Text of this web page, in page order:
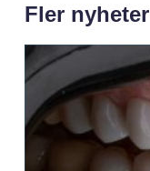
Fler nyheter